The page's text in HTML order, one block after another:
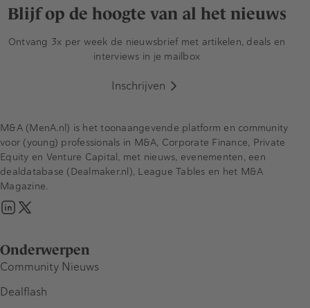
Blijf op de hoogte van al het nieuws
Ontvang 3x per week de nieuwsbrief met artikelen, deals en
interviews in je mailbox
Inschrijven
Onderwerpen
Community Nieuws
Dealflash
M&A (MenA.nl) is het toonaangevende platform en community
voor (young) professionals in M&A, Corporate Finance, Private
Equity en Venture Capital, met nieuws, evenementen, een
dealdatabase (Dealmaker.nl), League Tables en het M&A
Magazine.